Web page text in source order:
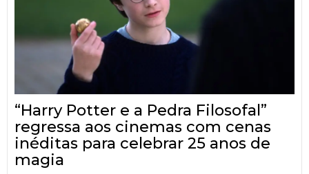
“Harry Potter e a Pedra Filosofal”
regressa aos cinemas com cenas
inéditas para celebrar 25 anos de
magia